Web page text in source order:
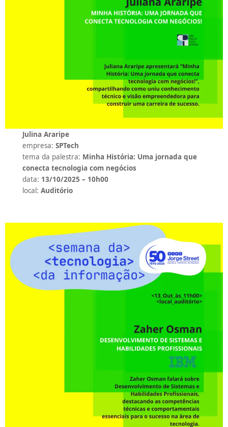
Julina Araripe
empresa:SPTech
tema da palestra: Minha História: Uma jornada que
conecta tecnologia com negócios
data: 13/10/2025 – 10h00
local:Auditório